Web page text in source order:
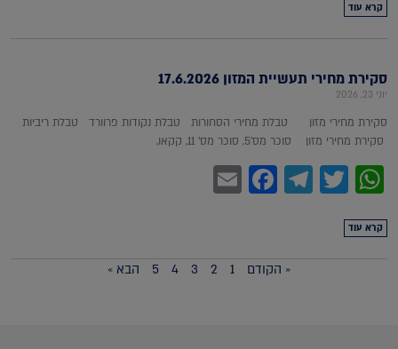
קרא עוד
סקירת מחירי תעשיית המזון 17.6.2026
יוני 23, 2026
סקירת מחירי מזון טבלת מחירי הסחורות טבלת נקודות פרוורד טבלת ריביות
סקירת מחירי מזון סוכר מס'5, סוכר מס' 11, קקאו,
WhatsApp
Twitter
Telegram
Facebook
קרא עוד
« הקודם 1
2
3
4
5 הבא »